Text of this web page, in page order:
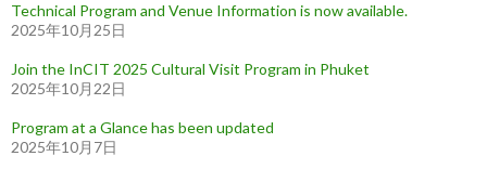
Technical Program and Venue Information is now available.
2025年10月25日
Join the InCIT 2025 Cultural Visit Program in Phuket
2025年10月22日
Program at a Glance has been updated
2025年10月7日